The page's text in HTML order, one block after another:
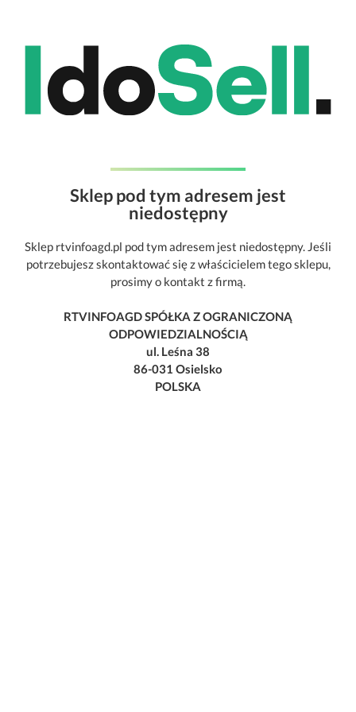
Sklep pod tym adresem jest
niedostępny
Sklep rtvinfoagd.pl pod tym adresem jest niedostępny. Jeśli
potrzebujesz skontaktować się z właścicielem tego sklepu,
prosimy o kontakt z firmą.
RTVINFOAGD SPÓŁKA Z OGRANICZONĄ
ODPOWIEDZIALNOŚCIĄ
ul. Leśna 38
86-031 Osielsko
POLSKA